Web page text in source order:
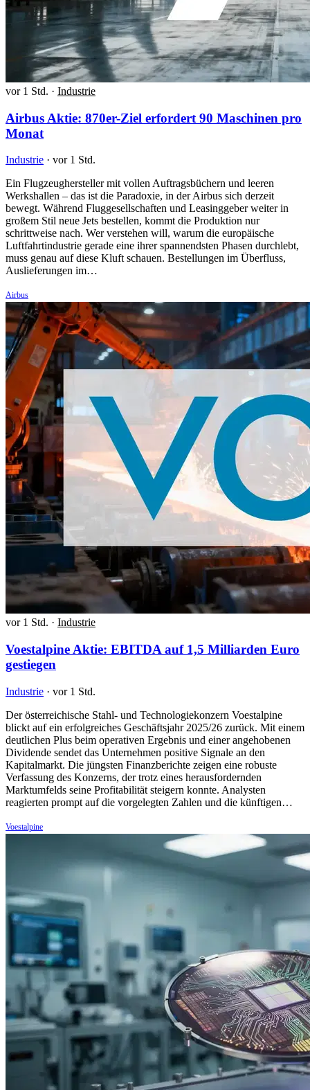
vor 1 Std. · Industrie
Airbus Aktie: 870er-Ziel erfordert 90 Maschinen pro
Monat
Industrie · vor 1 Std.
Ein Flugzeughersteller mit vollen Auftragsbüchern und leeren
Werkshallen – das ist die Paradoxie, in der Airbus sich derzeit
bewegt. Während Fluggesellschaften und Leasinggeber weiter in
großem Stil neue Jets bestellen, kommt die Produktion nur
schrittweise nach. Wer verstehen will, warum die europäische
Luftfahrtindustrie gerade eine ihrer spannendsten Phasen durchlebt,
muss genau auf diese Kluft schauen. Bestellungen im Überfluss,
Auslieferungen im…
Airbus
vor 1 Std. · Industrie
Voestalpine Aktie: EBITDA auf 1,5 Milliarden Euro
gestiegen
Industrie · vor 1 Std.
Der österreichische Stahl- und Technologiekonzern Voestalpine
blickt auf ein erfolgreiches Geschäftsjahr 2025/26 zurück. Mit einem
deutlichen Plus beim operativen Ergebnis und einer angehobenen
Dividende sendet das Unternehmen positive Signale an den
Kapitalmarkt. Die jüngsten Finanzberichte zeigen eine robuste
Verfassung des Konzerns, der trotz eines herausfordernden
Marktumfelds seine Profitabilität steigern konnte. Analysten
reagierten prompt auf die vorgelegten Zahlen und die künftigen…
Voestalpine